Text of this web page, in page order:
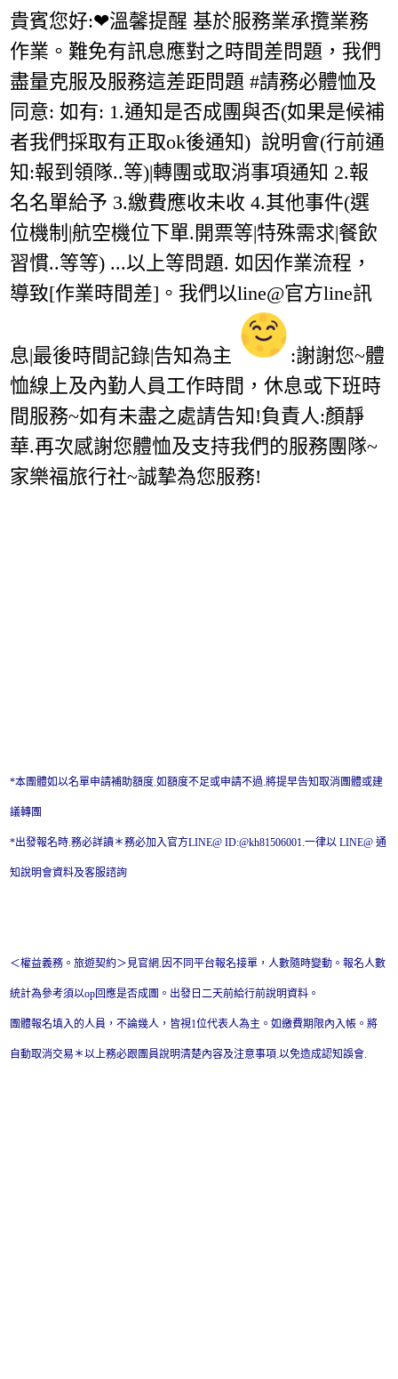
貴賓您好:❤溫馨提醒 基於服務業承攬業務
作業。難免有訊息應對之時間差問題，我們
盡量克服及服務這差距問題 #請務必體恤及
同意: 如有: 1.通知是否成團與否(如果是候補
者我們採取有正取ok後通知) 說明會(行前通
知:報到領隊..等)|轉團或取消事項通知 2.報
名名單給予 3.繳費應收未收 4.其他事件(選
位機制|航空機位下單.開票等|特殊需求|餐飲
習慣..等等) ...以上等問題. 如因作業流程，
導致[作業時間差]。我們以line@官方line訊
息|最後時間記錄|告知為主
:謝謝您~體
恤線上及內勤人員工作時間，休息或下班時
間服務~如有未盡之處請告知!負責人:顏靜
華.再次感謝您體恤及支持我們的服務團隊~
家樂福旅行社~誠摯為您服務!
*本團體如以名單申請補助額度.如額度不足或申請不過.將提早告知取消團體或建
議轉團
*出發報名時.務必詳讀＊務必加入官方LINE@ ID:@kh81506001.一律以 LINE@ 通
知說明會資料及客服諮詢
＜權益義務。旅遊契約＞見官網.因不同平台報名接單，人數隨時變動。報名人數
統計為參考須以op回應是否成團。出發日二天前給行前說明資料。
團體報名填入的人員，不論幾人，皆視1位代表人為主。如繳費期限內入帳。將
自動取消交易＊以上務必跟團員說明清楚內容及注意事項.以免造成認知誤會.